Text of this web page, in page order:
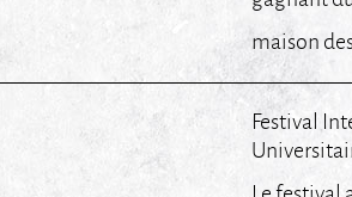
maison
Festival